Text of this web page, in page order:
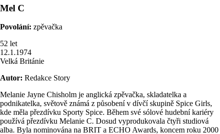
Mel C
Povolání: zpěvačka
52 let
12.1.1974
Velká Británie
Autor: Redakce Story
Melanie Jayne Chisholm je anglická zpěvačka, skladatelka a
podnikatelka, světově známá z působení v dívčí skupině Spice Girls,
kde měla přezdívku Sporty Spice. Během své sólové hudební kariéry
používá přezdívku Melanie C. Dosud vyprodukovala čtyři studiová
alba. Byla nominována na BRIT a ECHO Awards, koncem roku 2000